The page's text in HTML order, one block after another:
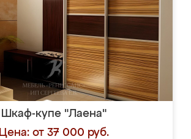
Шкаф-купе "Лаена"
Цена: от 37 000 руб.